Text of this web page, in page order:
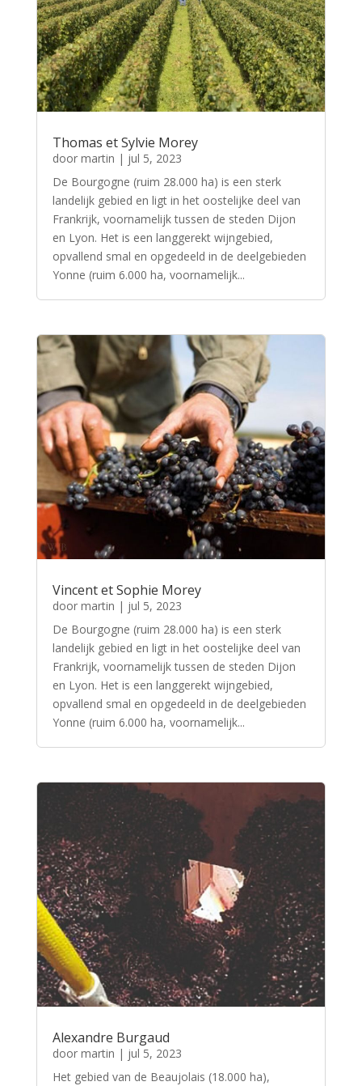
Thomas et Sylvie Morey
door martin | jul 5, 2023
De Bourgogne (ruim 28.000 ha) is een sterk
landelijk gebied en ligt in het oostelijke deel van
Frankrijk, voornamelijk tussen de steden Dijon
en Lyon. Het is een langgerekt wijngebied,
opvallend smal en opgedeeld in de deelgebieden
Yonne (ruim 6.000 ha, voornamelijk...
Vincent et Sophie Morey
door martin | jul 5, 2023
De Bourgogne (ruim 28.000 ha) is een sterk
landelijk gebied en ligt in het oostelijke deel van
Frankrijk, voornamelijk tussen de steden Dijon
en Lyon. Het is een langgerekt wijngebied,
opvallend smal en opgedeeld in de deelgebieden
Yonne (ruim 6.000 ha, voornamelijk...
Alexandre Burgaud
door martin | jul 5, 2023
Het gebied van de Beaujolais (18.000 ha),